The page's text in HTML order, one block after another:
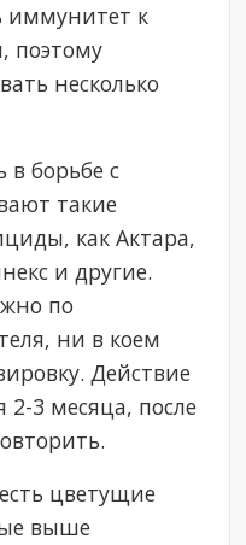
иммунитет к
поэтому
несколько
в борьбе с
такие
как Актара,
и другие.
по
ни в коем
Действие
2-3 месяца, после
цветущие
выше